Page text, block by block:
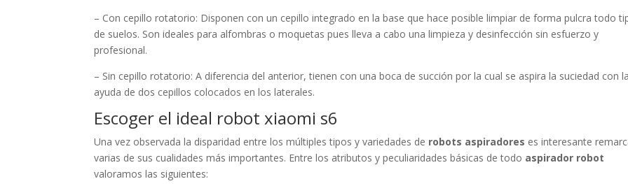
– Con cepillo rotatorio: Disponen con un cepillo integrado en la base que hace posible limpiar de forma pulcra todo
de suelos. Son ideales para alfombras o moquetas pues lleva a cabo una limpieza y desinfección sin esfuerzo y
profesional.
– Sin cepillo rotatorio: A diferencia del anterior, tienen con una boca de succión por la cual se aspira la suciedad con la
ayuda de dos cepillos colocados en los laterales.
Escoger el ideal robot xiaomi s6
Una vez observada la disparidad entre los múltiples tipos y variedades de robots aspiradores es interesante
varias de sus cualidades más importantes. Entre los atributos y peculiaridades básicas de todo aspirador robot
valoramos las siguientes: